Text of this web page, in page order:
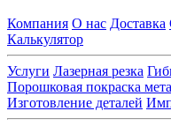
Компания О нас Доставка
Калькулятор
Услуги Лазерная резка
Порошковая покраска
Изготовление деталей